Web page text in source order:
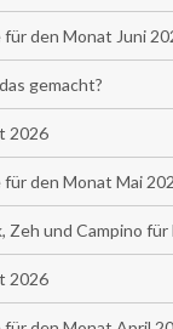
den Monat Juni
gemacht?
2026
den Monat Mai
Zeh und Campino
2026